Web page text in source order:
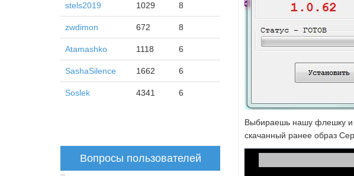
Выбираешь нашу флешку и
скачанный ранее образ
stels2019 1029 8
zwdimon 672 8
Atamashko 1118 6
SashaSilence 1662 6
Soslek 4341 6
Вопросы пользователей